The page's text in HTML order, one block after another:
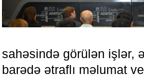
sahəsində görülən işlər,
barədə ətraflı məlumat